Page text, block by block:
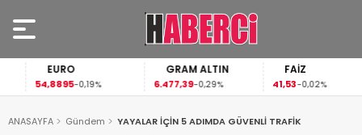
EURO
54,8895-0,19%
GRAM ALTIN
6.477,39-0,29%
FAİZ
41,53-0,02%
ANASAYFA Gündem YAYALAR İÇİN 5 ADIMDA GÜVENLİ TRAFİK